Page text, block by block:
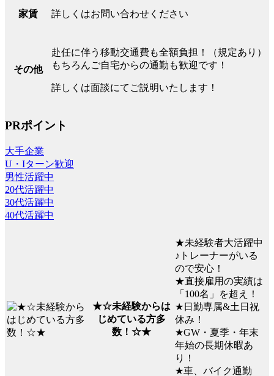
家賃 詳しくはお問い合わせください
その他
赴任に伴う移動交通費も全額負担！（規定あり）
もちろんご自宅からの通勤も歓迎です！
詳しくは面談にてご説明いたします！
PRポイント
大手企業
U・Iターン歓迎
男性活躍中
20代活躍中
30代活躍中
40代活躍中
★☆未経験からは
じめている方多
数！☆★
★未経験者大活躍中
♪トレーナーがいる
ので安心！
★直接雇用の実績は
「100名」を超え！
★日勤専属&土日祝
休み！
★GW・夏季・年末
年始の長期休暇あ
り！
★車、バイク通勤